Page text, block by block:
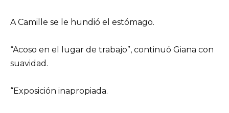
A Camille se le hundió el estómago.
“Acoso en el lugar de trabajo”, continuó Giana con
suavidad.
“Exposición inapropiada.